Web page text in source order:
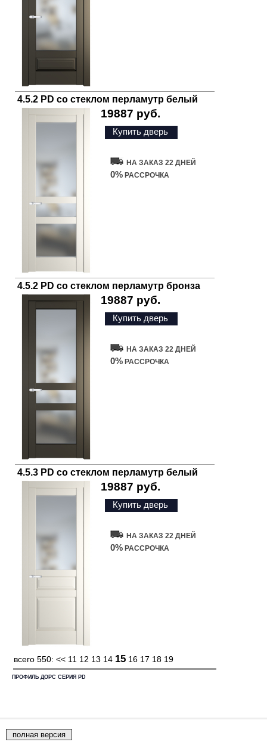
4.5.2 PD со стеклом перламутр белый
19887 руб.
Купить дверь
НА ЗАКАЗ 22 ДНЕЙ
0% РАССРОЧКА
4.5.2 PD со стеклом перламутр бронза
19887 руб.
Купить дверь
НА ЗАКАЗ 22 ДНЕЙ
0% РАССРОЧКА
4.5.3 PD со стеклом перламутр белый
19887 руб.
Купить дверь
НА ЗАКАЗ 22 ДНЕЙ
0% РАССРОЧКА
всего 550: << 11 12 13 14 15 16 17 18 19
ПРОФИЛЬ ДОРС СЕРИЯ PD